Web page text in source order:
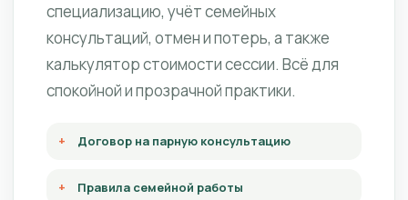
специализацию, учёт семейных
консультаций, отмен и потерь, а также
калькулятор стоимости сессии. Всё для
спокойной и прозрачной практики.
Договор на парную консультацию
Правила семейной работы